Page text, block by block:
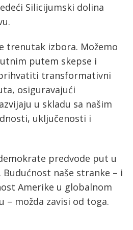
Silicijumski dolina
trenutak izbora. Možemo
putem skepse i
transformativni
osiguravajući
u skladu sa našim
uključenosti i
predvode put u
naše stranke – i
Amerike u globalnom
– možda zavisi od toga.